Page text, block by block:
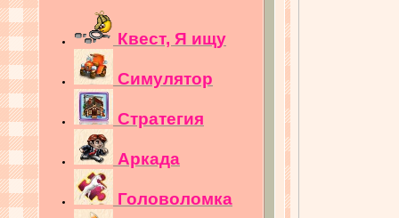
Квест, Я ищу
Симулятор
Стратегия
Аркада
Головоломка